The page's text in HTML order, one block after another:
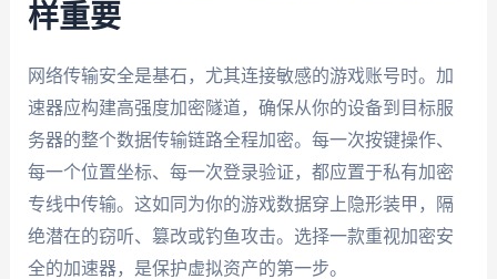
样重要
网络传输安全是基石，尤其连接敏感的游戏账号时。加
速器应构建高强度加密隧道，确保从你的设备到目标服
务器的整个数据传输链路全程加密。每一次按键操作、
每一个位置坐标、每一次登录验证，都应置于私有加密
专线中传输。这如同为你的游戏数据穿上隐形装甲，隔
绝潜在的窃听、篡改或钓鱼攻击。选择一款重视加密安
全的加速器，是保护虚拟资产的第一步。